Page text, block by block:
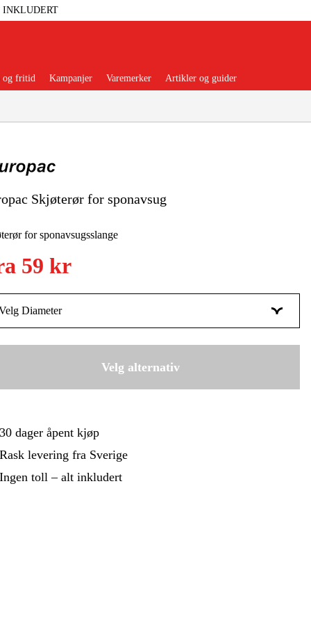
INKLUDERT
Verktøy Garasje Og Verksted
Og Forbruksvarer
Og Beskyttelse
Bygg
Og Fritid Kampanjer
og fritid Kampanjer Varemerker Artikler og guider
Skjøterør for sponavsug
for sponavsugsslange
59 kr
Diameter
59 kr
Velg alternativ
30 dager åpent kjøp
Rask levering fra Sverige
Ingen toll – alt inkludert